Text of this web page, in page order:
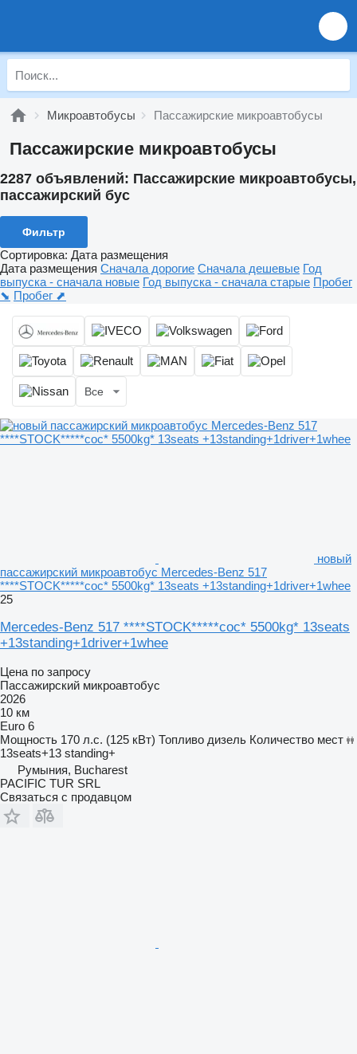
Микроавтобусы Пассажирские микроавтобусы
Пассажирские микроавтобусы
2287 объявлений: Пассажирские микроавтобусы,
пассажирский бус
Фильтр
Сортировка: Дата размещения
Дата размещения Сначала дорогие Сначала дешевые Год
выпуска - сначала новые Год выпуска - сначала старые Пробег
⬊ Пробег ⬈
Все
новый
пассажирский микроавтобус Mercedes-Benz 517
****STOCK*****coc* 5500kg* 13seats +13standing+1driver+1whee
25
Mercedes-Benz 517 ****STOCK*****coc* 5500kg* 13seats
+13standing+1driver+1whee
Цена по запросу
Пассажирский микроавтобус
2026
10 км
Euro 6
Мощность 170 л.с. (125 кВт) Топливо дизель Количество мест
13seats+13 standing+
Румыния, Bucharest
PACIFIC TUR SRL
Связаться с продавцом